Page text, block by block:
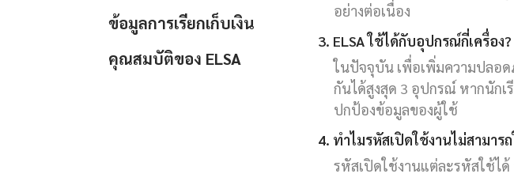
ข้อมูลการเรียกเก็บเงิน
คุณสมบัติของ ELSA
อย่างต่อเนื่อง
3. ELSA ใช้ได้กับอุปกรณ์กี่เครื่อง?
ในปัจจุบัน เพื่อเพิ่มความปลอ
กันได้สูงสุด 3 อุปกรณ์ หากนัก
ปกป้องข้อมูลของผู้ใช้
4. ทำไมรหัสเปิดใช้งานไม่สามาร
รหัสเปิดใช้งานแต่ละรหัสใช้ไ